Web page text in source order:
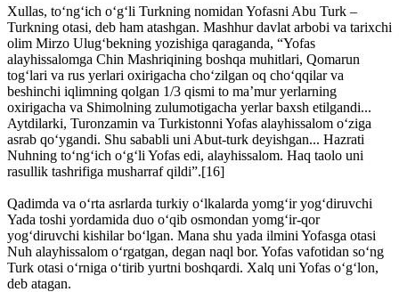
Xullas, to‘ng‘ich o‘g‘li Turkning nomidan Yofasni Abu Turk –
Turkning otasi, deb ham atashgan. Mashhur davlat arbobi va tarixchi
olim Mirzo Ulug‘bekning yozishiga qaraganda, “Yofas
alayhissalomga Chin Mashriqining boshqa muhitlari, Qomarun
tog‘lari va rus yerlari oxirigacha cho‘zilgan oq cho‘qqilar va
beshinchi iqlimning qolgan 1/3 qismi to ma’mur yerlarning
oxirigacha va Shimolning zulumotigacha yerlar baxsh etilgandi...
Aytdilarki, Turonzamin va Turkistonni Yofas alayhissalom o‘ziga
asrab qo‘ygandi. Shu sababli uni Abut-turk deyishgan... Hazrati
Nuhning to‘ng‘ich o‘g‘li Yofas edi, alayhissalom. Haq taolo uni
rasullik tashrifiga musharraf qildi”.[16]
Qadimda va o‘rta asrlarda turkiy o‘lkalarda yomg‘ir yog‘diruvchi
Yada toshi yordamida duo o‘qib osmondan yomg‘ir-qor
yog‘diruvchi kishilar bo‘lgan. Mana shu yada ilmini Yofasga otasi
Nuh alayhissalom o‘rgatgan, degan naql bor. Yofas vafotidan so‘ng
Turk otasi o‘rniga o‘tirib yurtni boshqardi. Xalq uni Yofas o‘g‘lon,
deb atagan.